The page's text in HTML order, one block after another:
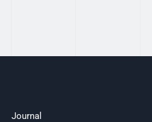
Journal